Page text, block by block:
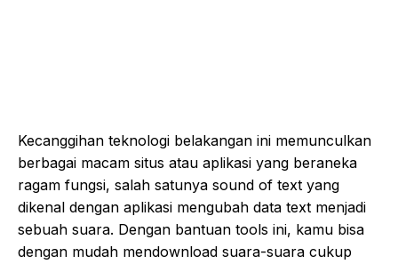
Kecanggihan teknologi belakangan ini memunculkan
berbagai macam situs atau aplikasi yang beraneka
ragam fungsi, salah satunya sound of text yang
dikenal dengan aplikasi mengubah data text menjadi
sebuah suara. Dengan bantuan tools ini, kamu bisa
dengan mudah mendownload suara-suara cukup